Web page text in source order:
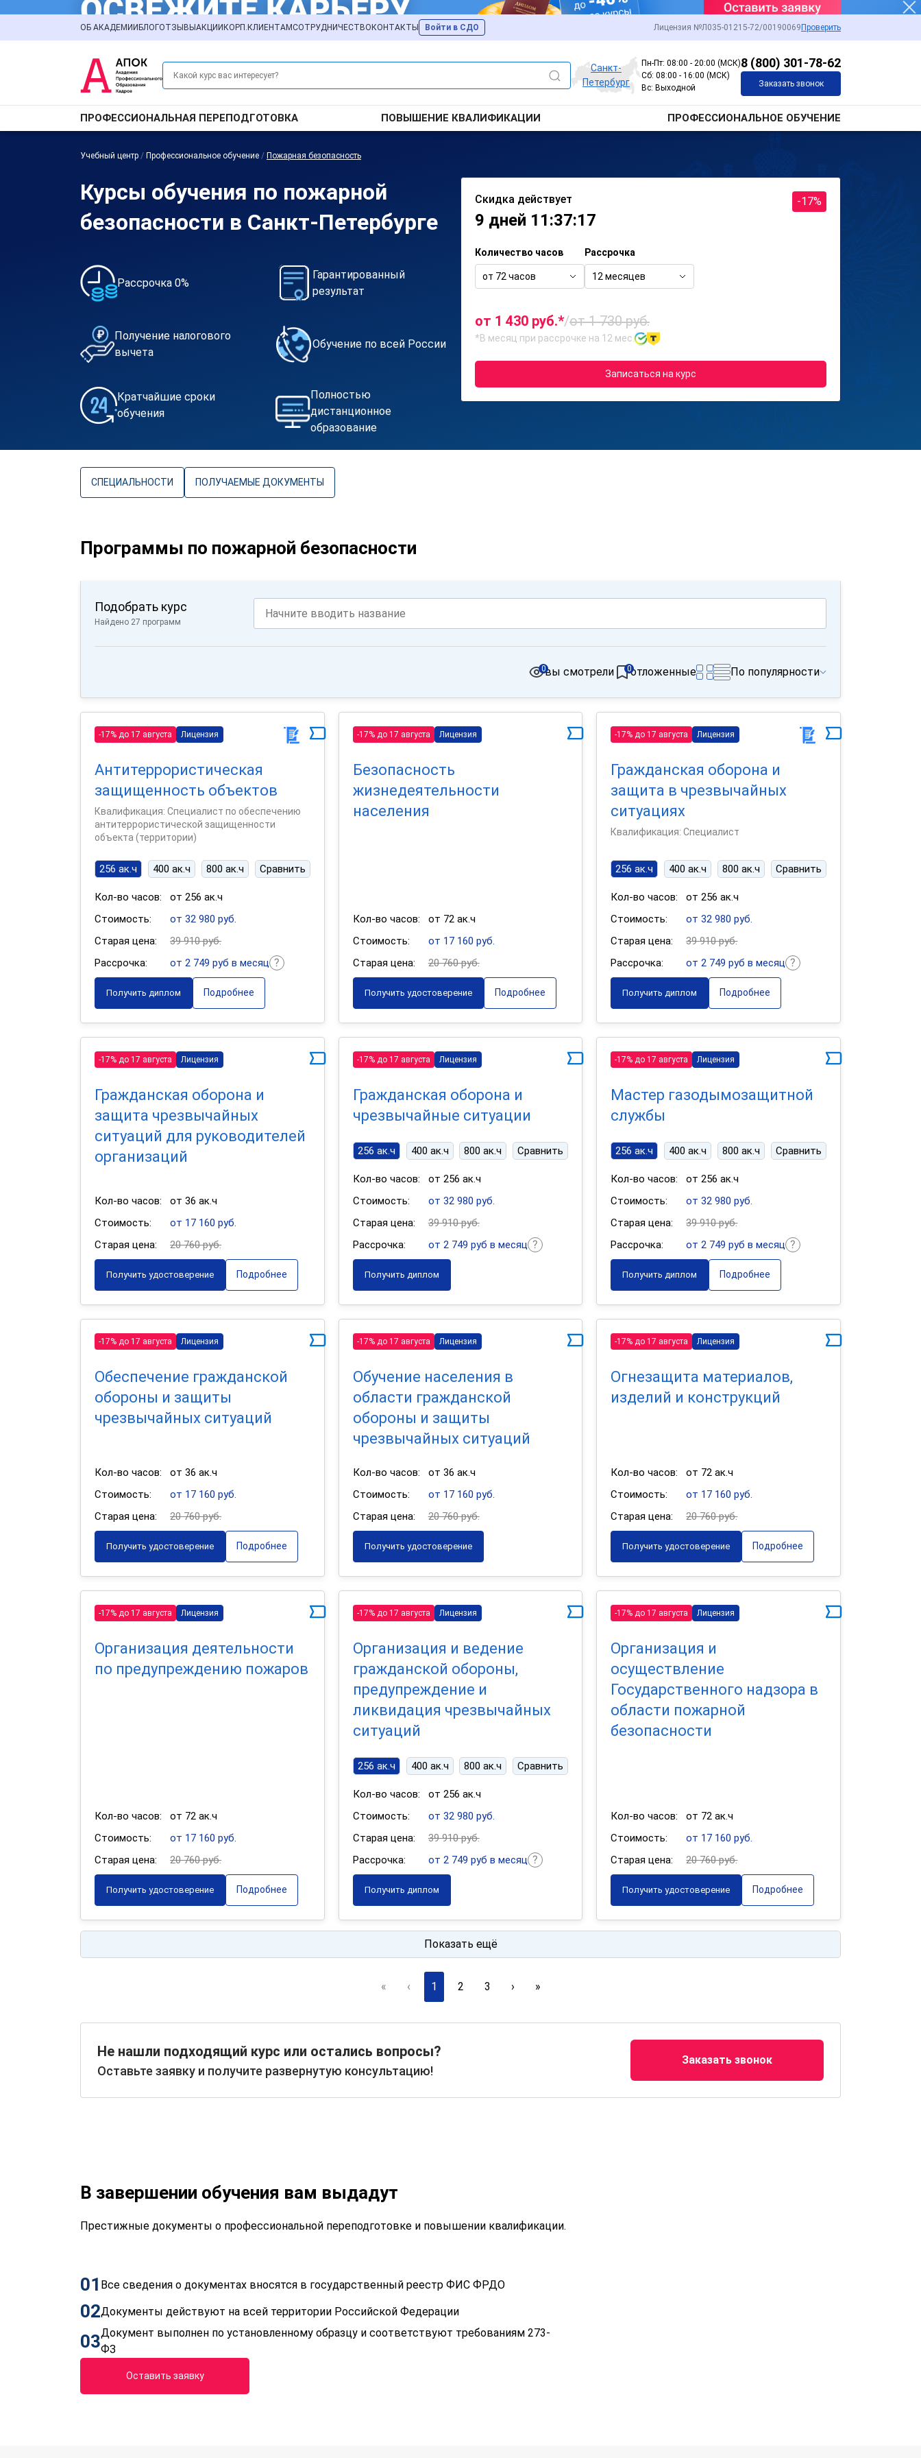
ОБ АКАДЕМИИ БЛОГОТЗЫВЫ АКЦИИ КОРП.КЛИЕНТАМСОТРУДНИЧЕСТВО КОНТАКТЫ Войти в СДО Лицензия №Л035-01215-72/00190069 Проверить
Санкт-
Петербург
Пн-Пт: 08:00 - 20:00 (МСК)
Сб: 08:00 - 16:00 (МСК)
Вс: Выходной
8 (800) 301-78-62
Заказать звонок
ПРОФЕССИОНАЛЬНАЯ ПЕРЕПОДГОТОВКА ПОВЫШЕНИЕ КВАЛИФИКАЦИИ ПРОФЕССИОНАЛЬНОЕ ОБУЧЕНИЕ
Учебный центр / Профессиональное обучение / Пожарная безопасность
Курсы обучения по пожарной
безопасности в Санкт-Петербурге
Рассрочка 0%
Гарантированный
результат
Получение налогового
вычета
Обучение по всей России
Кратчайшие сроки
обучения
Полностью
дистанционное
образование
Скидка действует
9 дней 11:37:17
-17%
Количество часов
от 72 часов
Рассрочка
12 месяцев
от 1 430 руб.*/от 1 730 руб.
*В месяц при рассрочке на 12 мес.
Записаться на курс
СПЕЦИАЛЬНОСТИ ПОЛУЧАЕМЫЕ ДОКУМЕНТЫ
Программы по пожарной безопасности
Подобрать курс
Найдено 27 программ
вы смотрели
0 отложенные
0 По популярности
-17% до 17 августа Лицензия
Антитеррористическая
защищенность объектов
Квалификация: Специалист по обеспечению
антитеррористической защищенности
объекта (территории)
256 ак.ч 400 ак.ч 800 ак.ч Сравнить
Кол-во часов:
от 256 ак.ч
Стоимость:
от 32 980 руб.
Старая цена:
39 910 руб.
Рассрочка:
от 2 749 руб в месяц
Получить диплом Подробнее
-17% до 17 августа Лицензия
Безопасность
жизнедеятельности
населения
Кол-во часов:
от 72 ак.ч
Стоимость:
от 17 160 руб.
Старая цена:
20 760 руб.
Получить удостоверение Подробнее
-17% до 17 августа Лицензия
Гражданская оборона и
защита в чрезвычайных
ситуациях
Квалификация: Специалист
256 ак.ч 400 ак.ч 800 ак.ч Сравнить
Кол-во часов:
от 256 ак.ч
Стоимость:
от 32 980 руб.
Старая цена:
39 910 руб.
Рассрочка:
от 2 749 руб в месяц
Получить диплом Подробнее
-17% до 17 августа Лицензия
Гражданская оборона и
защита чрезвычайных
ситуаций для руководителей
организаций
Кол-во часов:
от 36 ак.ч
Стоимость:
от 17 160 руб.
Старая цена:
20 760 руб.
Получить удостоверение Подробнее
-17% до 17 августа Лицензия
Гражданская оборона и
чрезвычайные ситуации
256 ак.ч 400 ак.ч 800 ак.ч Сравнить
Кол-во часов:
от 256 ак.ч
Стоимость:
от 32 980 руб.
Старая цена:
39 910 руб.
Рассрочка:
от 2 749 руб в месяц
Получить диплом
-17% до 17 августа Лицензия
Мастер газодымозащитной
службы
256 ак.ч 400 ак.ч 800 ак.ч Сравнить
Кол-во часов:
от 256 ак.ч
Стоимость:
от 32 980 руб.
Старая цена:
39 910 руб.
Рассрочка:
от 2 749 руб в месяц
Получить диплом Подробнее
-17% до 17 августа Лицензия
Обеспечение гражданской
обороны и защиты
чрезвычайных ситуаций
Кол-во часов:
от 36 ак.ч
Стоимость:
от 17 160 руб.
Старая цена:
20 760 руб.
Получить удостоверение Подробнее
-17% до 17 августа Лицензия
Обучение населения в
области гражданской
обороны и защиты
чрезвычайных ситуаций
Кол-во часов:
от 36 ак.ч
Стоимость:
от 17 160 руб.
Старая цена:
20 760 руб.
Получить удостоверение
-17% до 17 августа Лицензия
Огнезащита материалов,
изделий и конструкций
Кол-во часов:
от 72 ак.ч
Стоимость:
от 17 160 руб.
Старая цена:
20 760 руб.
Получить удостоверение Подробнее
-17% до 17 августа Лицензия
Организация деятельности
по предупреждению пожаров
Кол-во часов:
от 72 ак.ч
Стоимость:
от 17 160 руб.
Старая цена:
20 760 руб.
Получить удостоверение Подробнее
-17% до 17 августа Лицензия
Организация и ведение
гражданской обороны,
предупреждение и
ликвидация чрезвычайных
ситуаций
256 ак.ч 400 ак.ч 800 ак.ч Сравнить
Кол-во часов:
от 256 ак.ч
Стоимость:
от 32 980 руб.
Старая цена:
39 910 руб.
Рассрочка:
от 2 749 руб в месяц
Получить диплом
-17% до 17 августа Лицензия
Организация и
осуществление
Государственного надзора в
области пожарной
безопасности
Кол-во часов:
от 72 ак.ч
Стоимость:
от 17 160 руб.
Старая цена:
20 760 руб.
Получить удостоверение Подробнее
Показать ещё
« ‹ 1 2 3 › »
Не нашли подходящий курс или остались вопросы?
Оставьте заявку и получите развернутую консультацию!
Заказать звонок
В завершении обучения вам выдадут
Престижные документы о профессиональной переподготовке и повышении квалификации.
01 Все сведения о документах вносятся в государственный реестр ФИС ФРДО
02Документы действуют на всей территории Российской Федерации
03Документ выполнен по установленному образцу и соответствуют требованиям 273-
ФЗ
Оставить заявку